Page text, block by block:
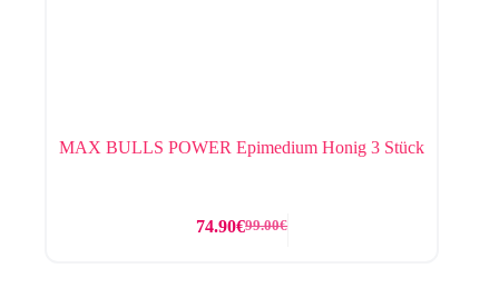
MAX BULLS POWER Epimedium Honig 3 Stück
99.00€
74.90€